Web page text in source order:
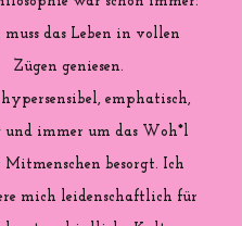
das Leben in vollen
Zügen geniesen.
emphatisch,
und immer um das Woh*l
Mitmenschen besorgt. Ich
mich leidenschaftlich für